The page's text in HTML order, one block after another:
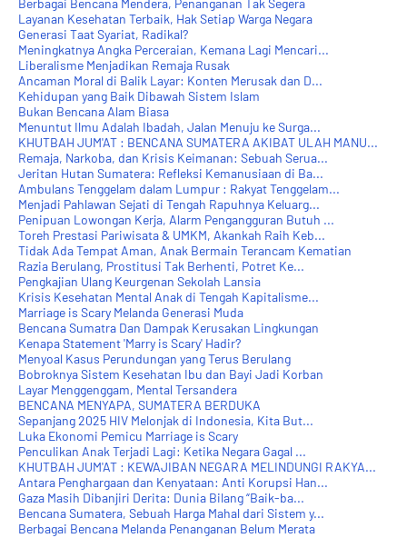
Berbagai Bencana Mendera, Penanganan Tak Segera
Layanan Kesehatan Terbaik, Hak Setiap Warga Negara
Generasi Taat Syariat, Radikal?
Meningkatnya Angka Perceraian, Kemana Lagi Mencari...
Liberalisme Menjadikan Remaja Rusak
Ancaman Moral di Balik Layar: Konten Merusak dan D...
Kehidupan yang Baik Dibawah Sistem Islam
Bukan Bencana Alam Biasa
Menuntut Ilmu Adalah Ibadah, Jalan Menuju ke Surga...
KHUTBAH JUM'AT : BENCANA SUMATERA AKIBAT ULAH MANU...
Remaja, Narkoba, dan Krisis Keimanan: Sebuah Serua...
Jeritan Hutan Sumatera: Refleksi Kemanusiaan di Ba...
Ambulans Tenggelam dalam Lumpur : Rakyat Tenggelam...
Menjadi Pahlawan Sejati di Tengah Rapuhnya Keluarg...
Penipuan Lowongan Kerja, Alarm Pengangguran Butuh ...
Toreh Prestasi Pariwisata & UMKM, Akankah Raih Keb...
Tidak Ada Tempat Aman, Anak Bermain Terancam Kematian
Razia Berulang, Prostitusi Tak Berhenti, Potret Ke...
Pengkajian Ulang Keurgenan Sekolah Lansia
Krisis Kesehatan Mental Anak di Tengah Kapitalisme...
Marriage is Scary Melanda Generasi Muda
Bencana Sumatra Dan Dampak Kerusakan Lingkungan
Kenapa Statement 'Marry is Scary' Hadir?
Menyoal Kasus Perundungan yang Terus Berulang
Bobroknya Sistem Kesehatan Ibu dan Bayi Jadi Korban
Layar Menggenggam, Mental Tersandera
BENCANA MENYAPA, SUMATERA BERDUKA
Sepanjang 2025 HIV Melonjak di Indonesia, Kita But...
Luka Ekonomi Pemicu Marriage is Scary
Penculikan Anak Terjadi Lagi: Ketika Negara Gagal ...
KHUTBAH JUM'AT : KEWAJIBAN NEGARA MELINDUNGI RAKYA...
Antara Penghargaan dan Kenyataan: Anti Korupsi Han...
Gaza Masih Dibanjiri Derita: Dunia Bilang “Baik-ba...
Bencana Sumatera, Sebuah Harga Mahal dari Sistem y...
Berbagai Bencana Melanda Penanganan Belum Merata